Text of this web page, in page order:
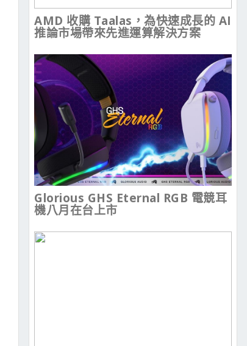
AMD 收購 Taalas，為快速成長的 AI
推論市場帶來先進運算解決方案
Glorious GHS Eternal RGB 電競耳
機八月在台上市